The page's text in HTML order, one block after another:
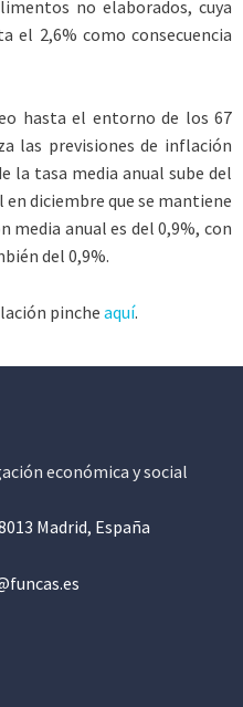
no elaborados, cuya
el 2,6% como consecuencia
hasta el entorno de los 67
las previsiones de inflación
la tasa media anual sube del
diciembre que se mantiene
media anual es del 0,9%, con
del 0,9%.
pinche aquí.
económica y social
Madrid, España